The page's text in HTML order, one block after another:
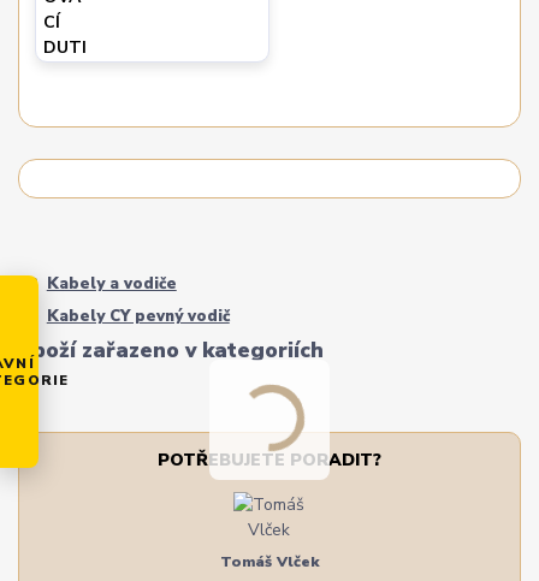
Zboží zařazeno v kategoriích
Kabely a vodiče
Kabely CY pevný vodič
POTŘEBUJETE PORADIT?
Tomáš Vlček